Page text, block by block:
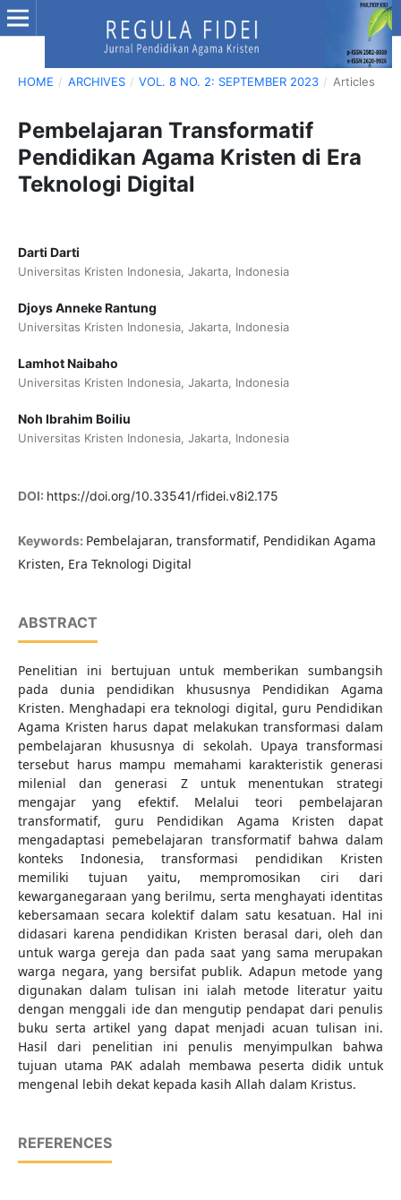
HOME / ARCHIVES / VOL. 8 NO. 2: SEPTEMBER 2023 / Articles
Pembelajaran Transformatif
Pendidikan Agama Kristen di Era
Teknologi Digital
Darti Darti
Universitas Kristen Indonesia, Jakarta, Indonesia
Djoys Anneke Rantung
Universitas Kristen Indonesia, Jakarta, Indonesia
Lamhot Naibaho
Universitas Kristen Indonesia, Jakarta, Indonesia
Noh Ibrahim Boiliu
Universitas Kristen Indonesia, Jakarta, Indonesia
DOI: https://doi.org/10.33541/rfidei.v8i2.175
Keywords: Pembelajaran, transformatif, Pendidikan Agama
Kristen, Era Teknologi Digital
ABSTRACT
Penelitian ini bertujuan untuk memberikan sumbangsih
pada dunia pendidikan khususnya Pendidikan Agama
Kristen. Menghadapi era teknologi digital, guru Pendidikan
Agama Kristen harus dapat melakukan transformasi dalam
pembelajaran khususnya di sekolah. Upaya transformasi
tersebut harus mampu memahami karakteristik generasi
milenial dan generasi Z untuk menentukan strategi
mengajar yang efektif. Melalui teori pembelajaran
transformatif, guru Pendidikan Agama Kristen dapat
mengadaptasi pemebelajaran transformatif bahwa dalam
konteks Indonesia, transformasi pendidikan Kristen
memiliki tujuan yaitu, mempromosikan ciri dari
kewarganegaraan yang berilmu, serta menghayati identitas
kebersamaan secara kolektif dalam satu kesatuan. Hal ini
didasari karena pendidikan Kristen berasal dari, oleh dan
untuk warga gereja dan pada saat yang sama merupakan
warga negara, yang bersifat publik. Adapun metode yang
digunakan dalam tulisan ini ialah metode literatur yaitu
dengan menggali ide dan mengutip pendapat dari penulis
buku serta artikel yang dapat menjadi acuan tulisan ini.
Hasil dari penelitian ini penulis menyimpulkan bahwa
tujuan utama PAK adalah membawa peserta didik untuk
mengenal lebih dekat kepada kasih Allah dalam Kristus.
REFERENCES